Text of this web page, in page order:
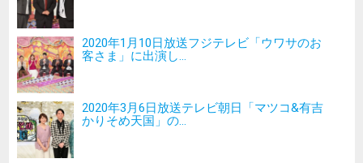
2020年1月10日放送フジテレビ「ウワサのお
客さま」に出演し...
2020年3月6日放送テレビ朝日「マツコ&有吉
かりそめ天国」の...